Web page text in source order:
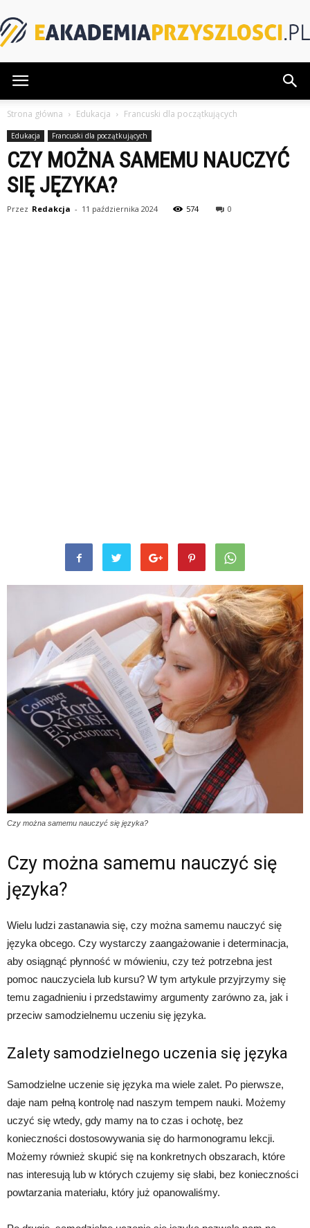
Strona główna Edukacja Francuski dla początkujących
Edukacja Francuski dla początkujących
CZY MOŻNA SAMEMU NAUCZYĆ
SIĘ JĘZYKA?
Przez Redakcja - 11 października 2024 574 0
Czy można samemu nauczyć się języka?
Czy można samemu nauczyć się
języka?
Wielu ludzi zastanawia się, czy można samemu nauczyć się
języka obcego. Czy wystarczy zaangażowanie i determinacja,
aby osiągnąć płynność w mówieniu, czy też potrzebna jest
pomoc nauczyciela lub kursu? W tym artykule przyjrzymy się
temu zagadnieniu i przedstawimy argumenty zarówno za, jak i
przeciw samodzielnemu uczeniu się języka.
Zalety samodzielnego uczenia się języka
Samodzielne uczenie się języka ma wiele zalet. Po pierwsze,
daje nam pełną kontrolę nad naszym tempem nauki. Możemy
uczyć się wtedy, gdy mamy na to czas i ochotę, bez
konieczności dostosowywania się do harmonogramu lekcji.
Możemy również skupić się na konkretnych obszarach, które
nas interesują lub w których czujemy się słabi, bez konieczności
powtarzania materiału, który już opanowaliśmy.